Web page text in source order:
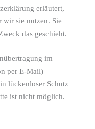
erläutert,
sie nutzen. Sie
das geschieht.
im
per E-Mail)
lückenloser Schutz
ist nicht möglich.